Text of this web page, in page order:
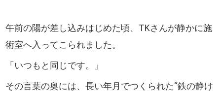
午前の陽が差し込みはじめた頃、TKさんが静かに施
術室へ入ってこられました。
「いつもと同じです。」
その言葉の奥には、長い年月でつくられた“鉄の静け